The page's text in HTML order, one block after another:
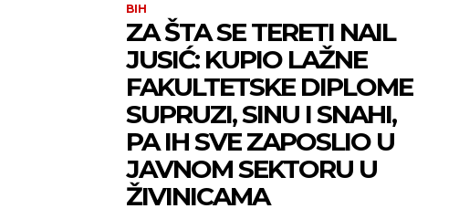
BIH
ZA ŠTA SE TERETI NAIL
JUSIĆ: KUPIO LAŽNE
FAKULTETSKE DIPLOME
SUPRUZI, SINU I SNAHI,
PA IH SVE ZAPOSLIO U
JAVNOM SEKTORU U
ŽIVINICAMA